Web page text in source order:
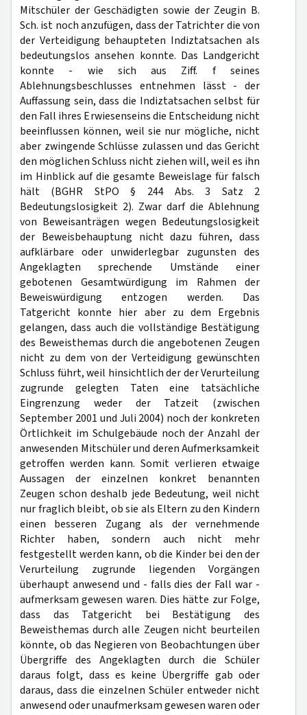
Mitschüler der Geschädigten sowie der Zeugin B.
Sch. ist noch anzufügen, dass der Tatrichter die von
der Verteidigung behaupteten Indiztatsachen als
bedeutungslos ansehen konnte. Das Landgericht
konnte - wie sich aus Ziff. f seines
Ablehnungsbeschlusses entnehmen lässt - der
Auffassung sein, dass die Indiztatsachen selbst für
den Fall ihres Erwiesenseins die Entscheidung nicht
beeinflussen können, weil sie nur mögliche, nicht
aber zwingende Schlüsse zulassen und das Gericht
den möglichen Schluss nicht ziehen will, weil es ihn
im Hinblick auf die gesamte Beweislage für falsch
hält (BGHR StPO § 244 Abs. 3 Satz 2
Bedeutungslosigkeit 2). Zwar darf die Ablehnung
von Beweisanträgen wegen Bedeutungslosigkeit
der Beweisbehauptung nicht dazu führen, dass
aufklärbare oder unwiderlegbar zugunsten des
Angeklagten sprechende Umstände einer
gebotenen Gesamtwürdigung im Rahmen der
Beweiswürdigung entzogen werden. Das
Tatgericht konnte hier aber zu dem Ergebnis
gelangen, dass auch die vollständige Bestätigung
des Beweisthemas durch die angebotenen Zeugen
nicht zu dem von der Verteidigung gewünschten
Schluss führt, weil hinsichtlich der der Verurteilung
zugrunde gelegten Taten eine tatsächliche
Eingrenzung weder der Tatzeit (zwischen
September 2001 und Juli 2004) noch der konkreten
Örtlichkeit im Schulgebäude noch der Anzahl der
anwesenden Mitschüler und deren Aufmerksamkeit
getroffen werden kann. Somit verlieren etwaige
Aussagen der einzelnen konkret benannten
Zeugen schon deshalb jede Bedeutung, weil nicht
nur fraglich bleibt, ob sie als Eltern zu den Kindern
einen besseren Zugang als der vernehmende
Richter haben, sondern auch nicht mehr
festgestellt werden kann, ob die Kinder bei den der
Verurteilung zugrunde liegenden Vorgängen
überhaupt anwesend und - falls dies der Fall war -
aufmerksam gewesen waren. Dies hätte zur Folge,
dass das Tatgericht bei Bestätigung des
Beweisthemas durch alle Zeugen nicht beurteilen
könnte, ob das Negieren von Beobachtungen über
Übergriffe des Angeklagten durch die Schüler
daraus folgt, dass es keine Übergriffe gab oder
daraus, dass die einzelnen Schüler entweder nicht
anwesend oder unaufmerksam gewesen waren oder